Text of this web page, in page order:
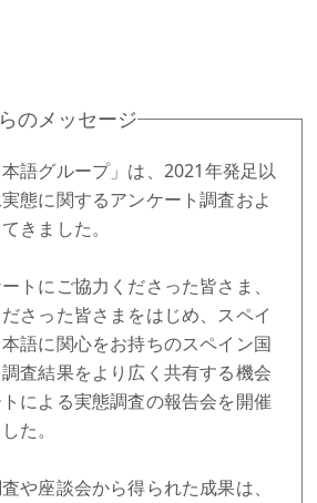
のメッセージ
本語グループ」は、2021年発足以
態に関するアンケート調査およ
きました。
トにご協力くださった皆さま、
さった皆さまをはじめ、スペイ
語に関心をお持ちのスペイン国
査結果をより広く共有する機会
による実態調査の報告会を開催
た。
や座談会から得られた成果は、